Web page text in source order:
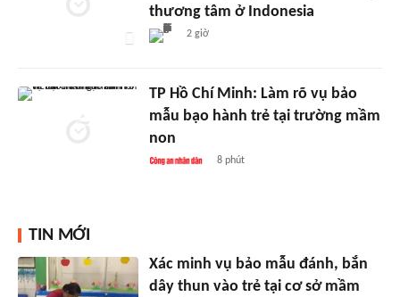
thương tâm ở Indonesia
2 giờ
TP Hồ Chí Minh: Làm rõ vụ bảo
mẫu bạo hành trẻ tại trường mầm
non
8 phút
TIN MỚI
Xác minh vụ bảo mẫu đánh, bắn
dây thun vào trẻ tại cơ sở mầm